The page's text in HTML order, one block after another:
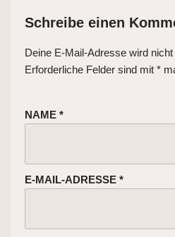
Schreibe einen
Deine E-Mail-Adresse wird
Erforderliche Felder sind mit *
NAME *
E-MAIL-ADRESSE *